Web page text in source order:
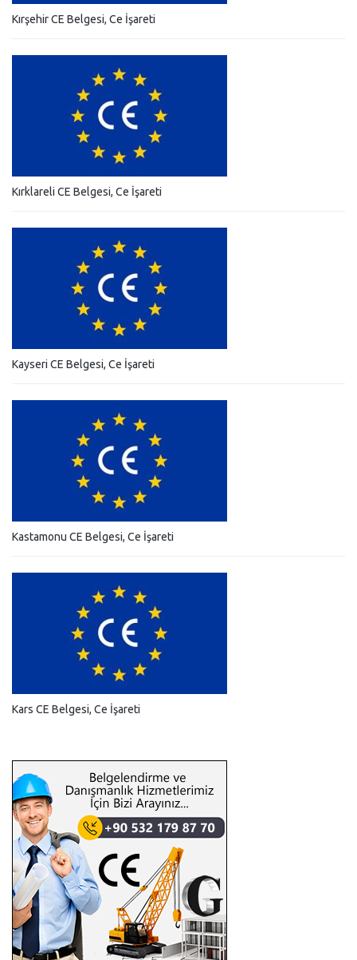
Kırşehir CE Belgesi, Ce İşareti
Kırklareli CE Belgesi, Ce İşareti
Kayseri CE Belgesi, Ce İşareti
Kastamonu CE Belgesi, Ce İşareti
Kars CE Belgesi, Ce İşareti